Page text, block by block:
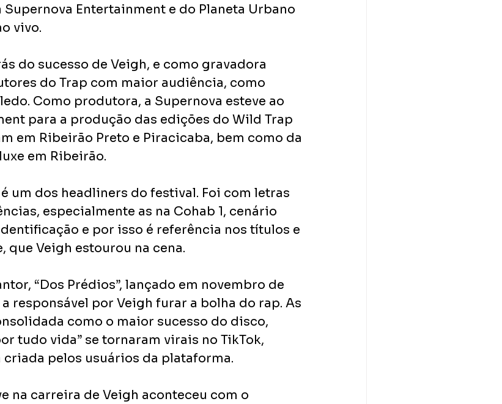
Supernova Entertainment e do Planeta Urbano
vivo.
do sucesso de Veigh, e como gravadora
do Trap com maior audiência, como
Como produtora, a Supernova esteve ao
para a produção das edições do Wild Trap
em Ribeirão Preto e Piracicaba, bem como da
em Ribeirão.
um dos headliners do festival. Foi com letras
especialmente as na Cohab 1, cenário
e por isso é referência nos títulos e
que Veigh estourou na cena.
“Dos Prédios”, lançado em novembro de
responsável por Veigh furar a bolha do rap. As
como o maior sucesso do disco,
tudo vida” se tornaram virais no TikTok,
pelos usuários da plataforma.
na carreira de Veigh aconteceu com o